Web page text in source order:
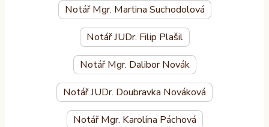
Notář Mgr. Martina Suchodolová
Notář JUDr. Filip Plašil
Notář Mgr. Dalibor Novák
Notář JUDr. Doubravka Nováková
Notář Mgr. Karolína Páchová